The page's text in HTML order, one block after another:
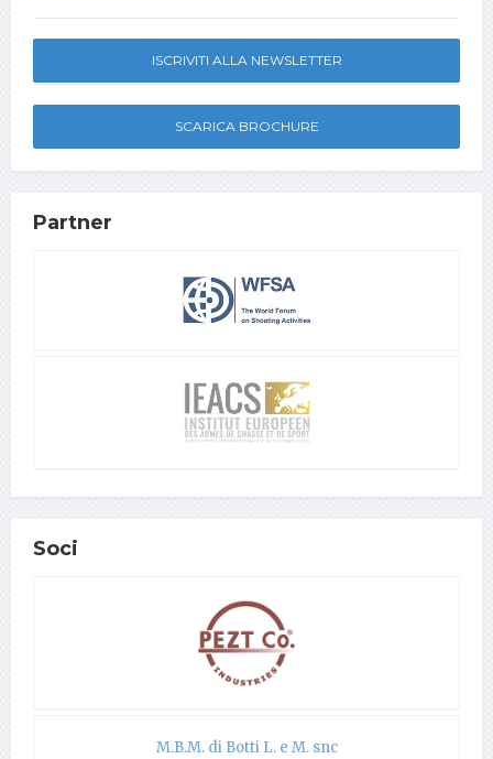
ISCRIVITI ALLA NEWSLETTER
SCARICA BROCHURE
Partner
Soci
M.B.M. di Botti L. e M. snc